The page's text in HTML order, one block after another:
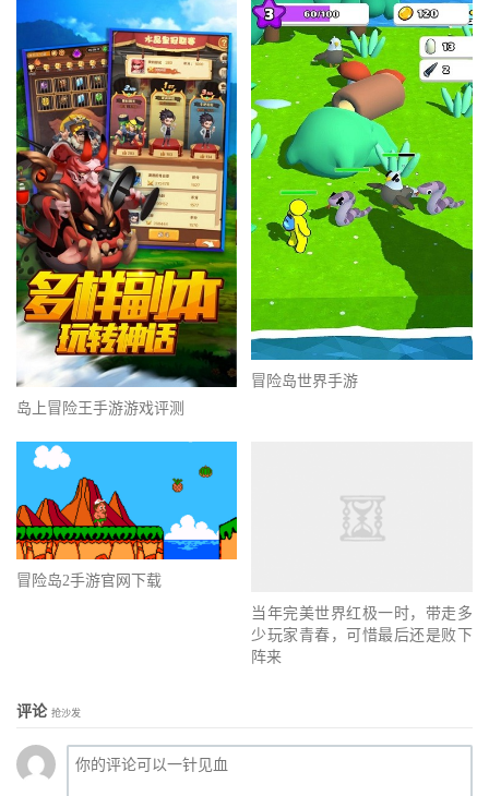
岛上冒险王手游游戏评测
冒险岛世界手游
冒险岛2手游官网下载
当年完美世界红极一时，带走多
少玩家青春，可惜最后还是败下
阵来
评论 抢沙发